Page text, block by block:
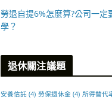
勞退自提6%怎麼算?公司一
學？
退休關注議題
安養信託 (4) 勞保退休金 (4) 所得替代